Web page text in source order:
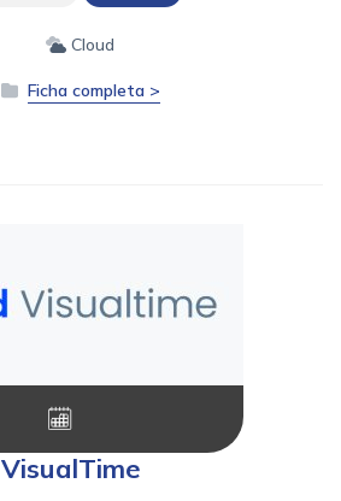
Cloud
Ficha completa >
VisualTime